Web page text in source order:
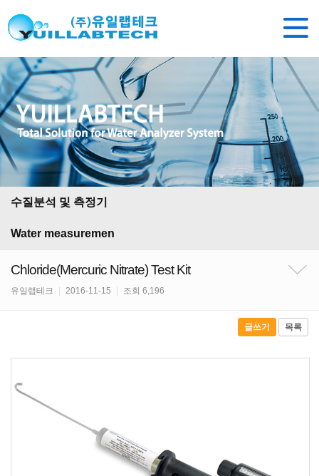
수질분석 및 측정기
Water measuremen
Chloride(Mercuric Nitrate) Test Kit
유일랩테크 2016-11-15 조회 6,196
글쓰기 목록